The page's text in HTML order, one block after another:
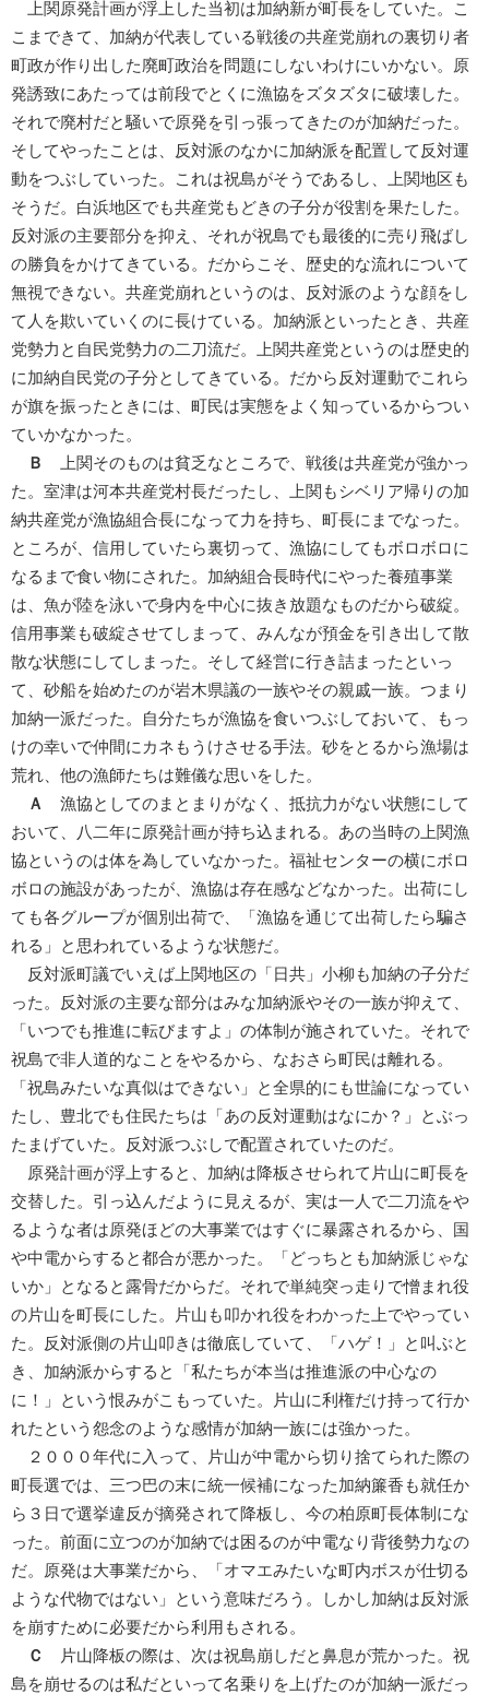
上関原発計画が浮上した当初は加納新が町長をしていた。こ
こまできて、加納が代表している戦後の共産党崩れの裏切り者
町政が作り出した廃町政治を問題にしないわけにいかない。原
発誘致にあたっては前段でとくに漁協をズタズタに破壊した。
それで廃村だと騒いで原発を引っ張ってきたのが加納だった。
そしてやったことは、反対派のなかに加納派を配置して反対運
動をつぶしていった。これは祝島がそうであるし、上関地区も
そうだ。白浜地区でも共産党もどきの子分が役割を果たした。
反対派の主要部分を抑え、それが祝島でも最後的に売り飛ばし
の勝負をかけてきている。だからこそ、歴史的な流れについて
無視できない。共産党崩れというのは、反対派のような顔をし
て人を欺いていくのに長けている。加納派といったとき、共産
党勢力と自民党勢力の二刀流だ。上関共産党というのは歴史的
に加納自民党の子分としてきている。だから反対運動でこれら
が旗を振ったときには、町民は実態をよく知っているからつい
ていかなかった。
Ｂ
上関そのものは貧乏なところで、戦後は共産党が強かっ
た。室津は河本共産党村長だったし、上関もシベリア帰りの加
納共産党が漁協組合長になって力を持ち、町長にまでなった。
ところが、信用していたら裏切って、漁協にしてもボロボロに
なるまで食い物にされた。加納組合長時代にやった養殖事業
は、魚が陸を泳いで身内を中心に抜き放題なものだから破綻。
信用事業も破綻させてしまって、みんなが預金を引き出して散
散な状態にしてしまった。そして経営に行き詰まったといっ
て、砂船を始めたのが岩木県議の一族やその親戚一族。つまり
加納一派だった。自分たちが漁協を食いつぶしておいて、もっ
けの幸いで仲間にカネもうけさせる手法。砂をとるから漁場は
荒れ、他の漁師たちは難儀な思いをした。
Ａ 漁協としてのまとまりがなく、抵抗力がない状態にして
おいて、八二年に原発計画が持ち込まれる。あの当時の上関漁
協というのは体を為していなかった。福祉センターの横にボロ
ボロの施設があったが、漁協は存在感などなかった。出荷にし
ても各グループが個別出荷で、「漁協を通じて出荷したら騙さ
れる」と思われているような状態だ。
反対派町議でいえば上関地区の「日共」小柳も加納の子分だ
った。反対派の主要な部分はみな加納派やその一族が抑えて、
「いつでも推進に転びますよ」の体制が施されていた。それで
祝島で非人道的なことをやるから、なおさら町民は離れる。
「祝島みたいな真似はできない」と全県的にも世論になってい
たし、豊北でも住民たちは「あの反対運動はなにか？」とぶっ
たまげていた。反対派つぶしで配置されていたのだ。
原発計画が浮上すると、加納は降板させられて片山に町長を
交替した。引っ込んだように見えるが、実は一人で二刀流をや
るような者は原発ほどの大事業ではすぐに暴露されるから、国
や中電からすると都合が悪かった。「どっちとも加納派じゃな
いか」となると露骨だからだ。それで単純突っ走りで憎まれ役
の片山を町長にした。片山も叩かれ役をわかった上でやってい
た。反対派側の片山叩きは徹底していて、「ハゲ！」と叫ぶと
き、加納派からすると「私たちが本当は推進派の中心なの
に！」という恨みがこもっていた。片山に利権だけ持って行か
れたという怨念のような感情が加納一族には強かった。
２０００年代に入って、片山が中電から切り捨てられた際の
町長選では、三つ巴の末に統一候補になった加納簾香も就任か
ら３日で選挙違反が摘発されて降板し、今の柏原町長体制にな
った。前面に立つのが加納では困るのが中電なり背後勢力なの
だ。原発は大事業だから、「オマエみたいな町内ボスが仕切る
ような代物ではない」という意味だろう。しかし加納は反対派
を崩すために必要だから利用もされる。
Ｃ
片山降板の際は、次は祝島崩しだと鼻息が荒かった。祝
島を崩せるのは私だといって名乗りを上げたのが加納一派だっ